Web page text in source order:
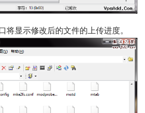
将显示修改后的文件的上传进度。